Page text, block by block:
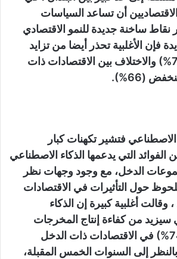
الاقتصاديين أن تساعد السياسات
نقاط ساخنة جديدة للنمو الاقتصادي
فإن الأغلبية تحذر أيضا من تزايد
الضغوط المالية (79%) والاختلاف بين الاقتصادات ذات
(66%).
الاصطناعي فتشير تكهنات كبار
الفوائد التي يدعمها الذكاء الاصطناعي
الدخل، مع وجود وجهات نظر
حول التأثيرات في الاقتصادات
وقالت أغلبية كبيرة إن الذكاء
سيزيد من كفاءة إنتاج المخرجات
(79%) والابتكار (74%) في الاقتصادات ذات الدخل
إلى السنوات الخمس المقبلة،